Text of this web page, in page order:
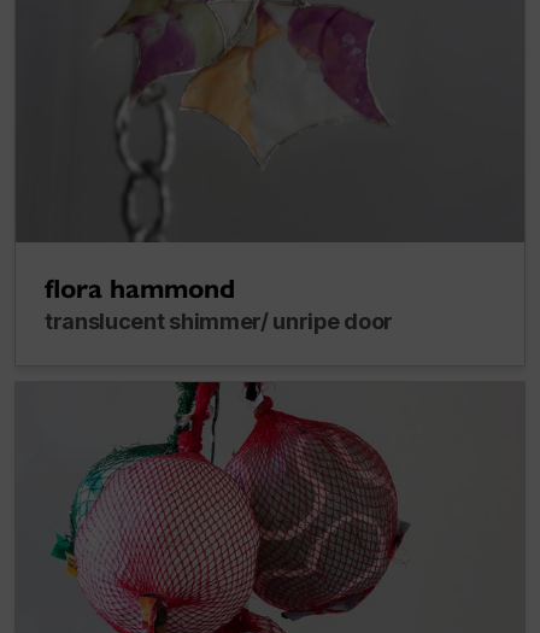
flora hammond
translucent shimmer/ unripe door